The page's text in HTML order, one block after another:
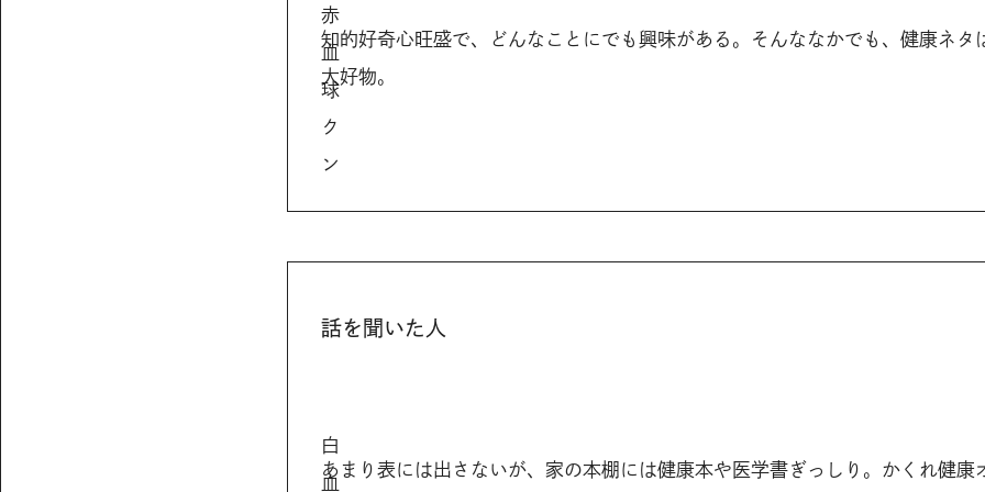
赤
血
球
ク
ン
知的好奇心旺盛で、どんなことにでも興味がある。そんななかでも、健康ネタ
大好物。
白
血
話を聞いた人
あまり表には出さないが、家の本棚には健康本や医学書ぎっしり。かくれ健康